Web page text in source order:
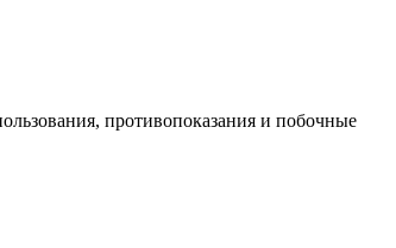
противопоказания и побочные